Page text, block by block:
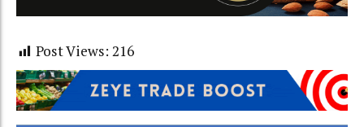
Post Views: 216